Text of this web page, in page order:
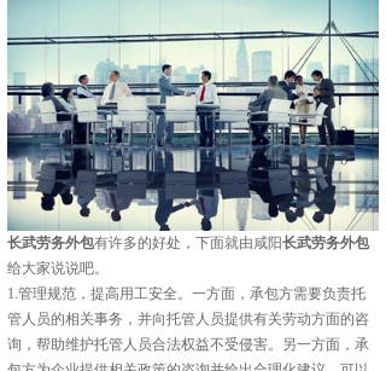
长武劳务外包有许多的好处，下面就由咸阳长武劳务外包
给大家说说吧。
1.管理规范，提高用工安全。一方面，承包方需要负责托
管人员的相关事务，并向托管人员提供有关劳动方面的咨
询，帮助维护托管人员合法权益不受侵害。另一方面，承